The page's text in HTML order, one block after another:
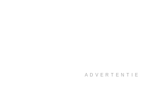
ADVERTENTIE